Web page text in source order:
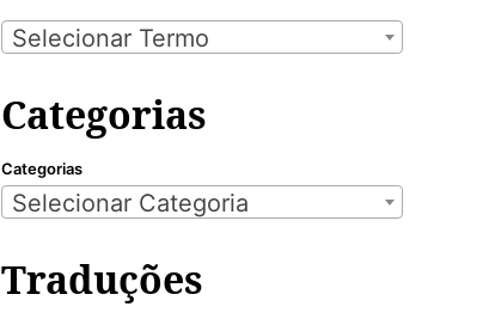
Selecionar Termo
Categorias
Categorias
Selecionar Categoria
Traduções